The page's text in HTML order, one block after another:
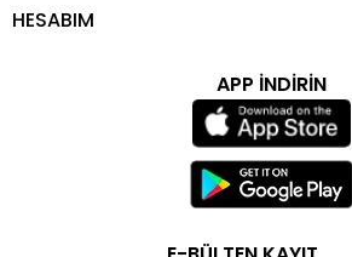
HESABIM
APP İNDİRİN